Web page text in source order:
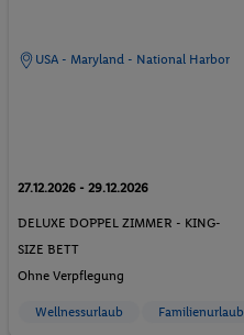
USA - Maryland - National Harbor
27.12.2026 - 29.12.2026
DELUXE DOPPEL ZIMMER - KING-
SIZE BETT
Ohne Verpflegung
Wellnessurlaub Familienurlaub